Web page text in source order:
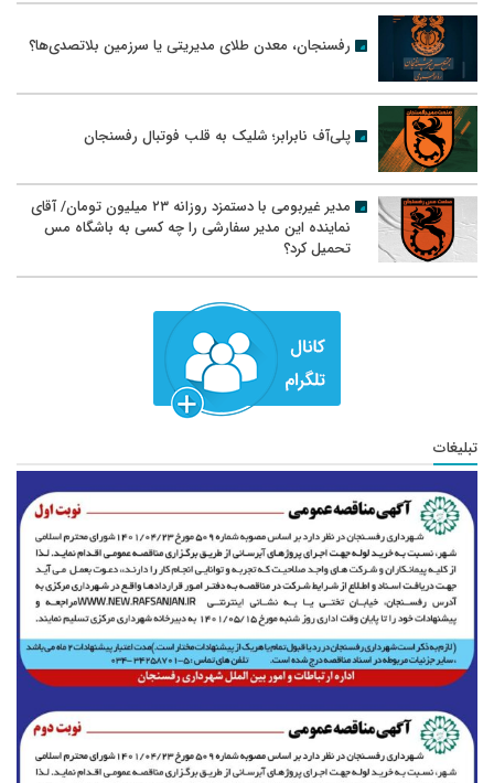
رفسنجان، معدن طلای مدیریتی یا سرزمین بلاتصدی‌ها؟
پلی‌آف نابرابر؛ شلیک به قلب فوتبال رفسنجان
مدیر غیربومی با دستمزد روزانه ۲۳ میلیون تومان/ آقای
نماینده این مدیر سفارشی را چه کسی به باشگاه مس
تحمیل کرد؟
تبلیغات